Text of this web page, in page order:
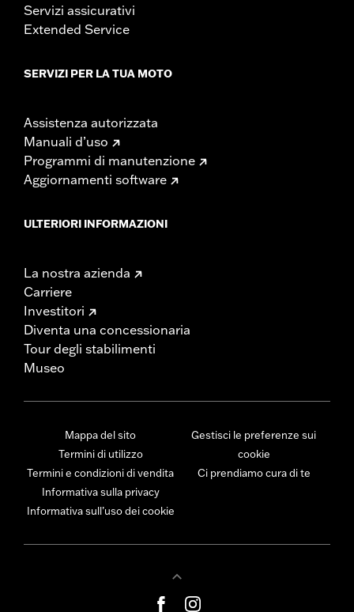
Servizi assicurativi
Extended Service
SERVIZI PER LA TUA MOTO
Assistenza autorizzata
Manuali d’uso
Programmi di manutenzione
Aggiornamenti software
ULTERIORI INFORMAZIONI
La nostra azienda
Carriere
Investitori
Diventa una concessionaria
Tour degli stabilimenti
Museo
Mappa del sito
Termini di utilizzo
Termini e condizioni di vendita
Informativa sulla privacy
Informativa sull’uso dei cookie
Gestisci le preferenze sui
cookie
Ci prendiamo cura di te